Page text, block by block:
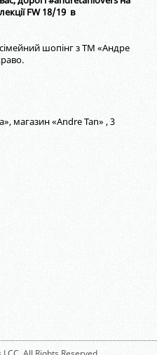
FW 18/19 в
шопінг з ТМ «Андре
магазин «Andre Tan» , 3